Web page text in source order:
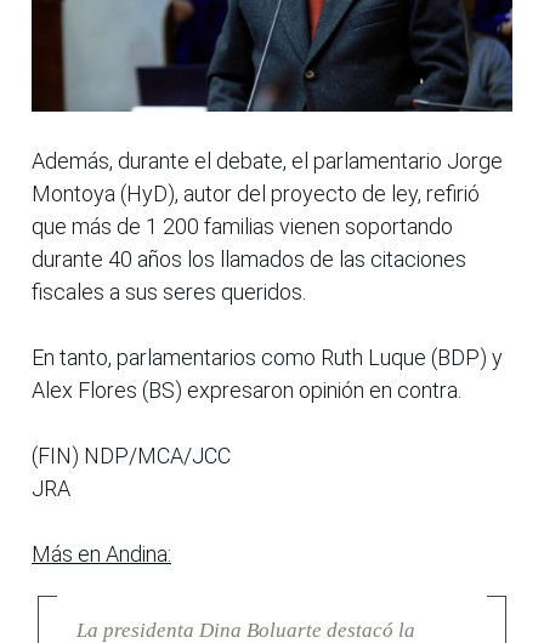
Además, durante el debate, el parlamentario Jorge
Montoya (HyD), autor del proyecto de ley, refirió
que más de 1 200 familias vienen soportando
durante 40 años los llamados de las citaciones
fiscales a sus seres queridos.
En tanto, parlamentarios como Ruth Luque (BDP) y
Alex Flores (BS) expresaron opinión en contra.
(FIN) NDP/MCA/JCC
JRA
Más en Andina:
La presidenta Dina Boluarte destacó la